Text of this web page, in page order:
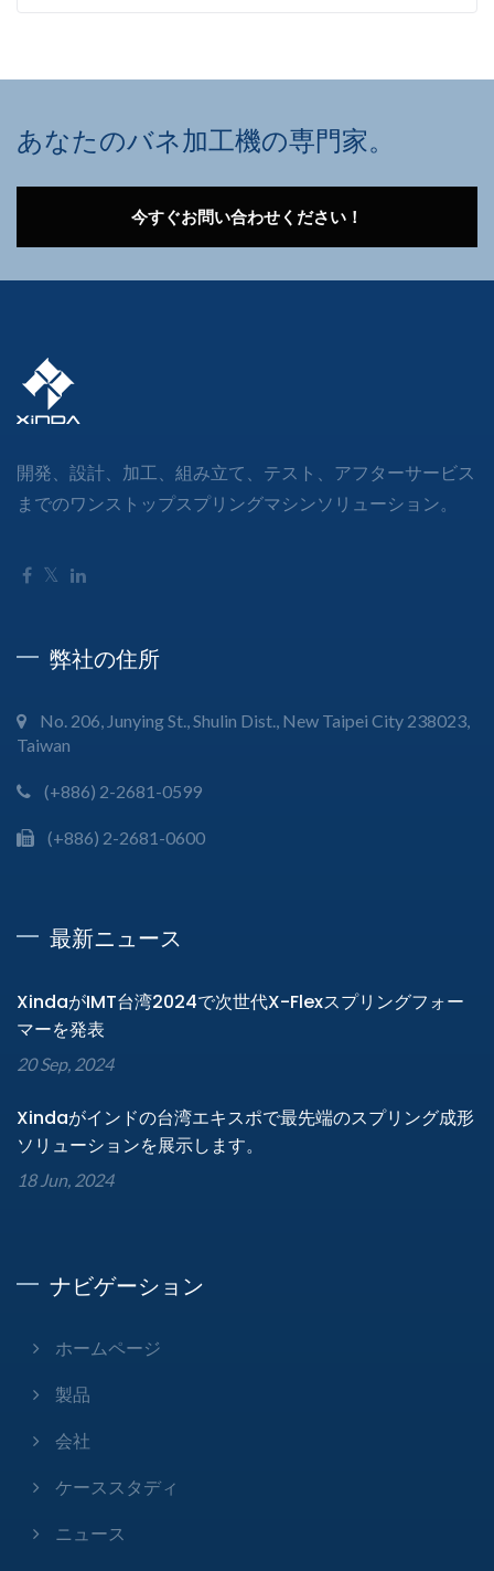
あなたのバネ加工機の専門家。
今すぐお問い合わせください！
開発、設計、加工、組み立て、テスト、アフターサービス
までのワンストップスプリングマシンソリューション。
弊社の住所
No. 206, Junying St., Shulin Dist., New Taipei City 238023,
Taiwan
(+886) 2-2681-0599
(+886) 2-2681-0600
最新ニュース
XindaがIMT台湾2024で次世代X-Flexスプリングフォー
マーを発表
20 Sep, 2024
Xindaがインドの台湾エキスポで最先端のスプリング成形
ソリューションを展示します。
18 Jun, 2024
ナビゲーション
ホームページ
製品
会社
ケーススタディ
ニュース